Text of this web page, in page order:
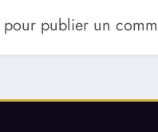
pour publier un